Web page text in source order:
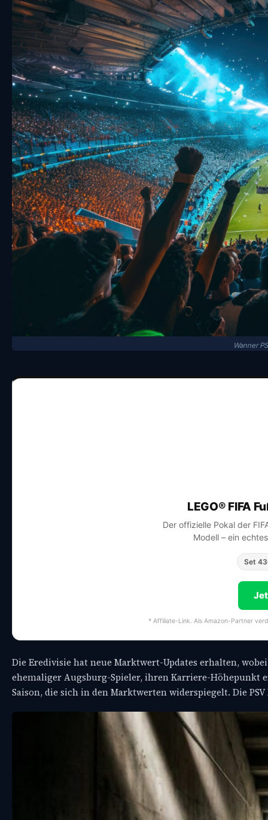
Wanner
LEGO® FIFA
Der offizielle Pokal der
Modell – ein
Set
* Affiliate-Link. Als Amazon-Partner
Die Eredivisie hat neue Marktwert-Updates erhalten,
ehemaliger Augsburg-Spieler, ihren Karriere-Höhepunkt
Saison, die sich in den Marktwerten widerspiegelt. Die